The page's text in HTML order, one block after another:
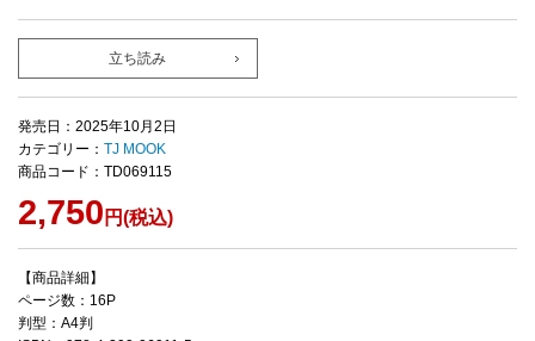
立ち読み
発売日：2025年10月2日
カテゴリー： TJ MOOK
商品コード：TD069115
2,750 円(税込)
【商品詳細】
ページ数：16P
判型：A4判